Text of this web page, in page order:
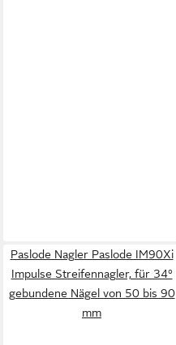
Paslode Nagler Paslode IM90Xi
Impulse Streifennagler, für 34°
gebundene Nägel von 50 bis 90
mm